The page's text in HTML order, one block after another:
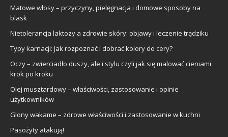
Matowe włosy – przyczyny, pielęgnacja i domowe sposoby na
blask
Nietolerancja laktozy a zdrowie skóry: objawy i leczenie trądziku
Typy karnacji: Jak rozpoznać i dobrać kolory do cery?
Oczy – zwierciadło duszy, ale i stylu czyli jak się malować cieniami
krok po kroku
Olej musztardowy – właściwości, zastosowanie i opinie
użytkowników
Glony wakame – zdrowe właściwości i zastosowanie w kuchni
Pasożyty atakują!